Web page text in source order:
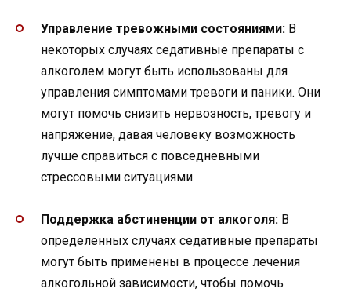
Управление тревожными состояниями: В
некоторых случаях седативные препараты с
алкоголем могут быть использованы для
управления симптомами тревоги и паники. Они
могут помочь снизить нервозность, тревогу и
напряжение, давая человеку возможность
лучше справиться с повседневными
стрессовыми ситуациями.
Поддержка абстиненции от алкоголя: В
определенных случаях седативные препараты
могут быть применены в процессе лечения
алкогольной зависимости, чтобы помочь